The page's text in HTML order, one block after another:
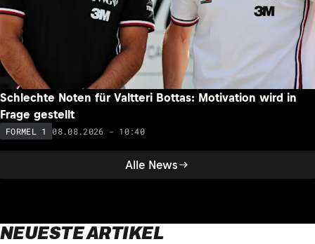
Alle News
Schlechte Noten für Valtteri Bottas: Motivation wird in
Frage gestellt
FORMEL 1 08.08.2026 - 10:40
NEUESTE ARTIKEL